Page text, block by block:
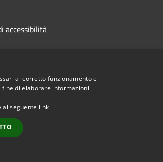
accessibilità
2026 • Città di Montecchio Maggiore • Powered by
al corretto funzionamento e
fine di elaborare informazioni
al seguente link